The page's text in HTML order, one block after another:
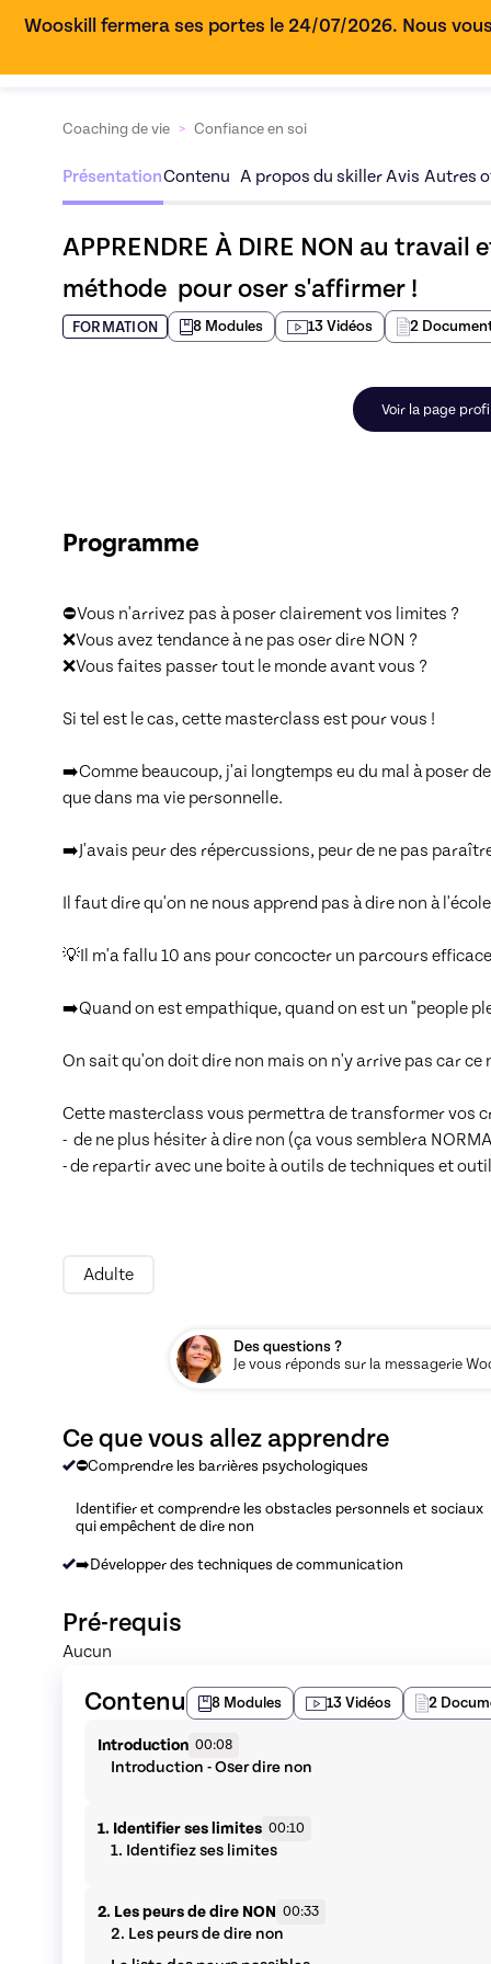
Wooskill fermera ses portes le 24/07/2026. Nous
Coaching de vie > Confiance en soi
PrésentationContenu A propos du skillerAvis Autres
APPRENDRE À DIRE NON au travail
méthode  pour oser s'affirmer !
FORMATION 8 Modules 13Vidéos 2
Voir la page
Programme
⛔Vous n'arrivez pas à poser clairement vos limites ?
❌Vous avez tendance à ne pas oser dire NON ?
❌Vous faites passer tout le monde avant vous ?
Si tel est le cas, cette masterclass est pour vous !
➡️Comme beaucoup, j'ai longtemps eu du mal à poser
que dans ma vie personnelle.
➡️J'avais peur des répercussions, peur de ne pas
Il faut dire qu'on ne nous apprend pas à dire non à
💡Il m'a fallu 10 ans pour concocter un parcours
➡️Quand on est empathique, quand on est un "people
On sait qu'on doit dire non mais on n'y arrive pas car
Cette masterclass vous permettra de transformer vos
-  de ne plus hésiter à dire non (ça vous semblera
- de repartir avec une boite à outils de techniques et
Adulte
Des questions ?
Je vous réponds sur la messagerie
Ce que vous allez apprendre
⛔Comprendre les barrières psychologiques
Identifier et comprendre les obstacles personnels et sociaux
qui empêchent de dire non
➡️Développer des techniques de communication
Pré-requis
Aucun
Contenu 8 Modules 13 Vidéos 2
Introduction 00:08
Introduction - Oser dire non
1. Identifier ses limites 00:10
1. Identifiez ses limites
2. Les peurs de dire NON 00:33
2. Les peurs de dire non